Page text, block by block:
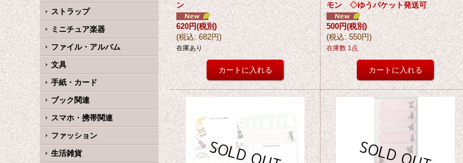
ストラップ
ミニチュア楽器
ファイル・アルバム
文具
手紙・カード
ブック関連
スマホ・携帯関連
ファッション
生活雑貨
ン
620円(税別)
(税込: 682円)
在庫あり
モン ◇ゆうパケット発送可
500円(税別)
(税込: 550円)
在庫数 1点